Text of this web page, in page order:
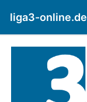
liga3-online.de